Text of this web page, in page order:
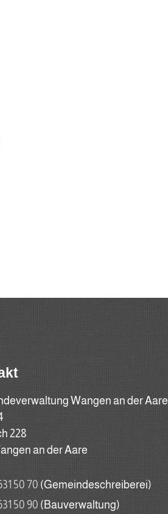
Wangen an der Aare
228
an der Aare
50 70 (Gemeindeschreiberei)
50 90 (Bauverwaltung)